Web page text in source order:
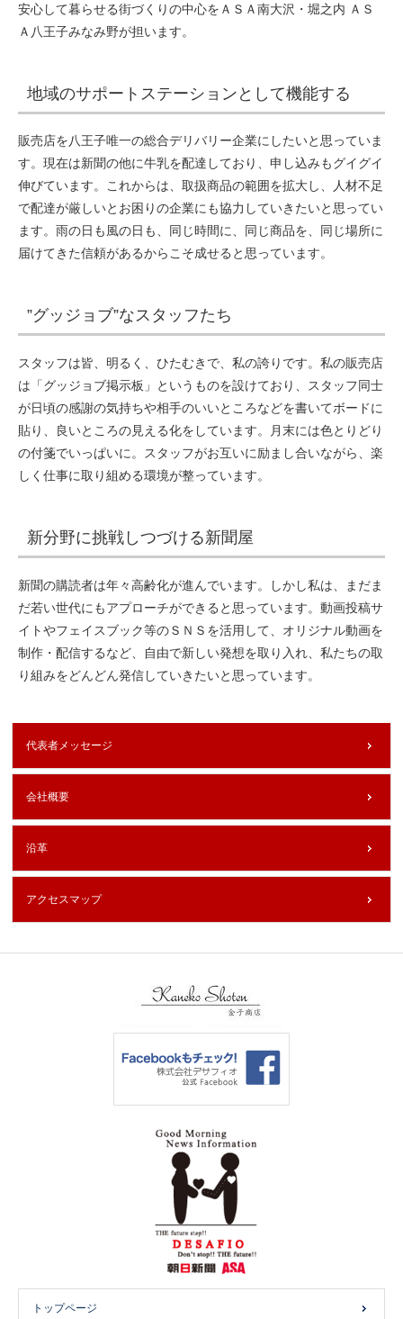
安心して暮らせる街づくりの中心をＡＳＡ南大沢・堀之内 ＡＳ
Ａ八王子みなみ野が担います。
地域のサポートステーションとして機能する
販売店を八王子唯一の総合デリバリー企業にしたいと思っていま
す。現在は新聞の他に牛乳を配達しており、申し込みもグイグイ
伸びています。これからは、取扱商品の範囲を拡大し、人材不足
で配達が厳しいとお困りの企業にも協力していきたいと思ってい
ます。雨の日も風の日も、同じ時間に、同じ商品を、同じ場所に
届けてきた信頼があるからこそ成せると思っています。
”グッジョブ”なスタッフたち
スタッフは皆、明るく、ひたむきで、私の誇りです。私の販売店
は「グッジョブ掲示板」というものを設けており、スタッフ同士
が日頃の感謝の気持ちや相手のいいところなどを書いてボードに
貼り、良いところの見える化をしています。月末には色とりどり
の付箋でいっぱいに。スタッフがお互いに励まし合いながら、楽
しく仕事に取り組める環境が整っています。
新分野に挑戦しつづける新聞屋
新聞の購読者は年々高齢化が進んでいます。しかし私は、まだま
だ若い世代にもアプローチができると思っています。動画投稿サ
イトやフェイスブック等のＳＮＳを活用して、オリジナル動画を
制作・配信するなど、自由で新しい発想を取り入れ、私たちの取
り組みをどんどん発信していきたいと思っています。
代表者メッセージ
会社概要
沿革
アクセスマップ
トップページ